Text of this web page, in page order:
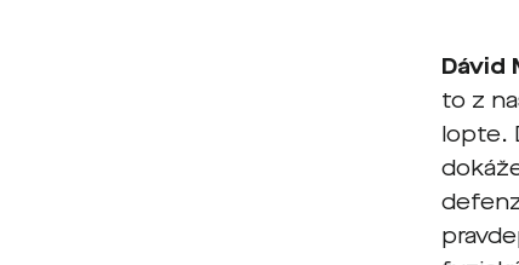
Dávid
to z
lopte.